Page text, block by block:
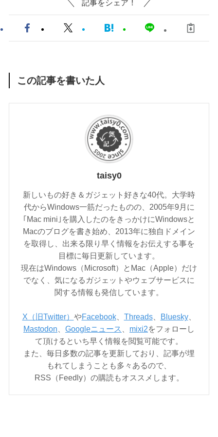
記事をシェア！
この記事を書いた人
taisy0
新しいもの好き＆ガジェット好きな40代。大学時
代からWindows一筋だったものの、2005年9月に
｢Mac mini｣を購入したのをきっかけにWindowsと
Macのブログを書き始め、2013年に独自ドメイン
を取得し、出来る限り早く情報をお伝えする事を
目標に毎日更新しています。
現在はWindows（Microsoft）とMac（Apple）だけ
でなく、気になるガジェットやウェブサービスに
関する情報も発信しています。
X（旧Twitter） やFacebook、 Threads、 Bluesky、
Mastodon
Googleニュース mixi2をフォローし
て頂けるといち早く情報を閲覧可能です。
また、毎日多数の記事を更新しており、記事が埋
もれてしまうことも多々あるので、
RSS（Feedly）の購読もオススメします。